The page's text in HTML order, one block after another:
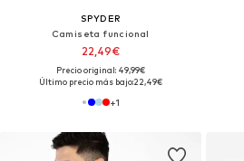
SPYDER
Camiseta funcional
22,49€
Precio original: 49,99€
Último precio más bajo:22,49€
+1